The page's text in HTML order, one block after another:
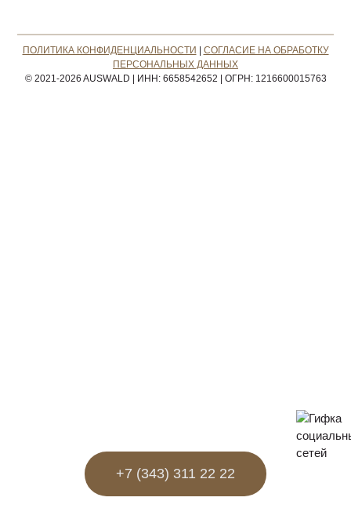
+7 (343) 311 22 22
ПОЛИТИКА КОНФИДЕНЦИАЛЬНОСТИ
СОГЛАСИЕ НА ОБРАБОТКУ
ПЕРСОНАЛЬНЫХ ДАННЫХ
© 2021-2026 AUSWALD
ИНН: 6658542652 ОГРН: 1216600015763